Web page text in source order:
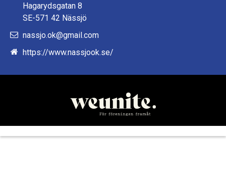
Hagarydsgatan 8
SE-571 42 Nässjö
nassjo.ok@gmail.com
https://www.nassjook.se/